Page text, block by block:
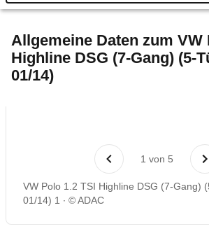
Technische Daten
Rückrufe & Mängel
Allgemeine Daten zum VW
Highline DSG (7-Gang) (5-
01/14)
1 von 5
VW Polo 1.2 TSI Highline DSG (7-Gang)
01/14) 1
© ADAC